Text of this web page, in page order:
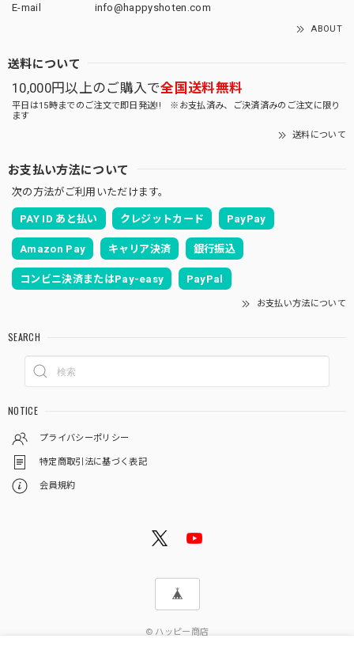
E-mail
info@happyshoten.com
ABOUT
送料について
10,000円以上のご購入で全国送料無料
平日は15時までのご注文で即日発送!! ※お支払済み、ご決済済みのご注文に限り
ます
送料について
お支払い方法について
次の方法がご利用いただけます。
PAY ID あと払い クレジットカード PayPay
Amazon Pay キャリア決済 銀行振込
コンビニ決済またはPay-easy PayPal
お支払い方法について
SEARCH
NOTICE
プライバシーポリシー
特定商取引法に基づく表記
会員規約
© ハッピー商店